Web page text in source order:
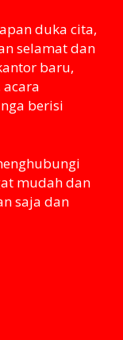
duka cita,
selamat dan
baru,
berisi
mudah dan
saja dan